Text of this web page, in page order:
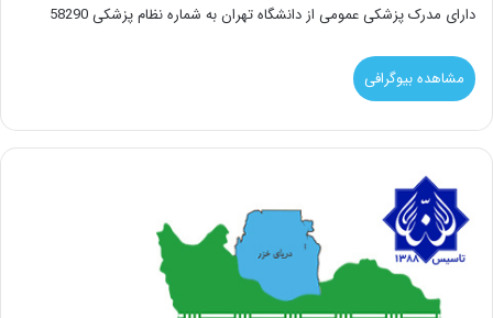
دارای مدرک پزشکی عمومی از دانشگاه تهران به شماره نظام پزشکی 58290
مشاهده بیوگرافی